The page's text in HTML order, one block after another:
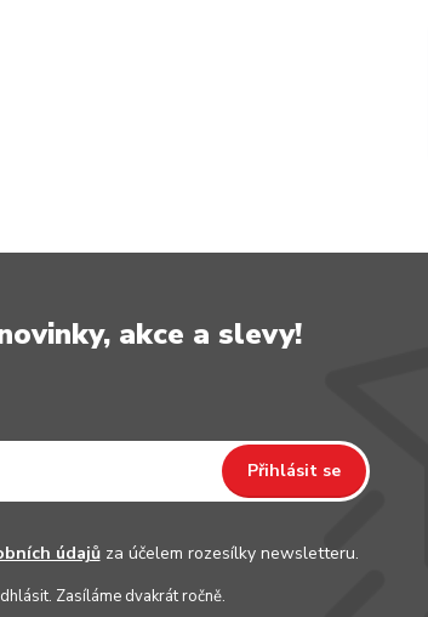
akce a slevy!
Přihlásit se
údajůza účelem rozesílky newsletteru.
Zasíláme dvakrát ročně.